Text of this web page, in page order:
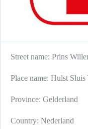
Street name: Prins
Place name: Hulst Sluis
Province: Gelderland
Country: Nederland